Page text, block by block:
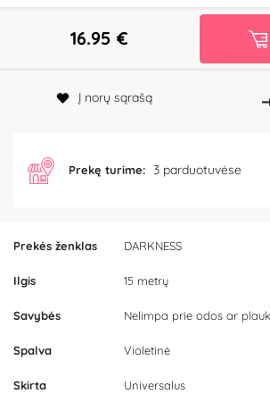
Prekės ženklas DARKNESS
Ilgis 15 metrų
Savybės Nelimpa prie odos ar
Spalva Violetinė
Skirta Universalus
16.95 €
Į norų sąrašą
Prekę turime: 3 parduotuvėse